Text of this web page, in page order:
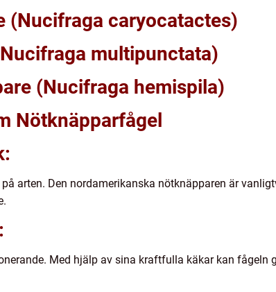
(Nucifraga caryocatactes)
multipunctata)
(Nucifraga hemispila)
Nötknäpparfågel
arten. Den nordamerikanska nötknäpparen är
Med hjälp av sina kraftfulla käkar kan fågeln